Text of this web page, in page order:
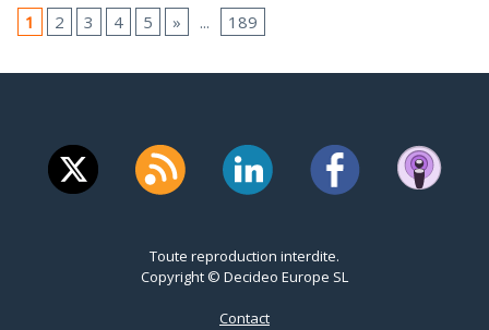
1
2 3 4 5 » ... 189
Toute reproduction interdite.
Copyright © Decideo Europe SL
Contact